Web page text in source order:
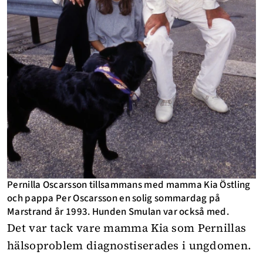
Pernilla Oscarsson tillsammans med mamma Kia Östling
och pappa Per Oscarsson en solig sommardag på
Marstrand år 1993. Hunden Smulan var också med.
Det var tack vare mamma Kia som Pernillas
hälsoproblem diagnostiserades i ungdomen.